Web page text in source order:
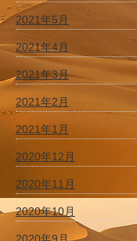
2021年5月
2021年4月
2021年3月
2021年2月
2021年1月
2020年12月
2020年11月
2020年10月